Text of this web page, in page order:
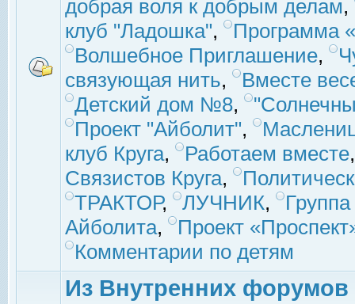
добрая воля к добрым делам,
клуб "Ладошка",
Программа
Волшебное Приглашение,
связующая нить,
Вместе
Детский дом №8,
Проект "Айболит",
клуб Круга, Работаем вместе
Связистов Круга,
ТРАКТОР, ЛУЧНИК,
Айболита,
Проект
Комментарии по детям
Из Внутренних форумов